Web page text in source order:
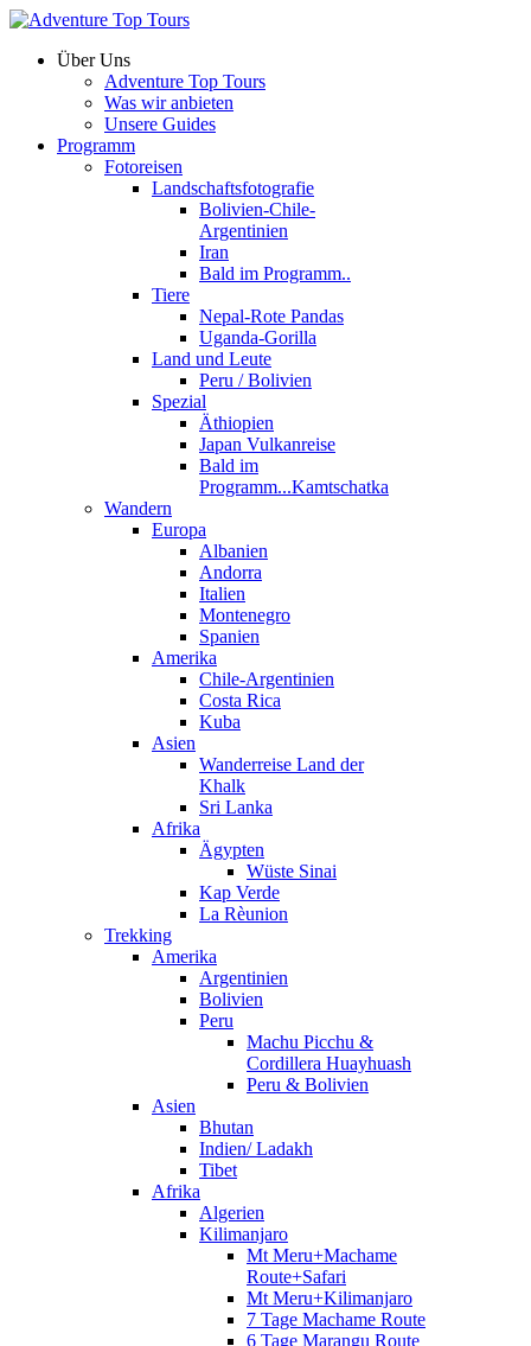
Über Uns
Adventure Top Tours
Was wir anbieten
Unsere Guides
Programm
Fotoreisen
Landschaftsfotografie
Bolivien-Chile-
Argentinien
Iran
Bald im Programm..
Tiere
Nepal-Rote Pandas
Uganda-Gorilla
Land und Leute
Peru / Bolivien
Spezial
Äthiopien
Japan Vulkanreise
Bald im
Programm...Kamtschatka
Wandern
Europa
Albanien
Andorra
Italien
Montenegro
Spanien
Amerika
Chile-Argentinien
Costa Rica
Kuba
Asien
Wanderreise Land der
Khalk
Sri Lanka
Afrika
Ägypten
Wüste Sinai
Kap Verde
La Rèunion
Trekking
Amerika
Argentinien
Bolivien
Peru
Machu Picchu &
Cordillera Huayhuash
Peru & Bolivien
Asien
Bhutan
Indien/ Ladakh
Tibet
Afrika
Algerien
Kilimanjaro
Mt Meru+Machame
Route+Safari
Mt Meru+Kilimanjaro
7 Tage Machame Route
6 Tage Marangu Route